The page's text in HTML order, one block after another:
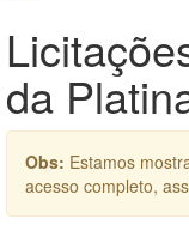
da
Obs: Estamos
acesso completo,